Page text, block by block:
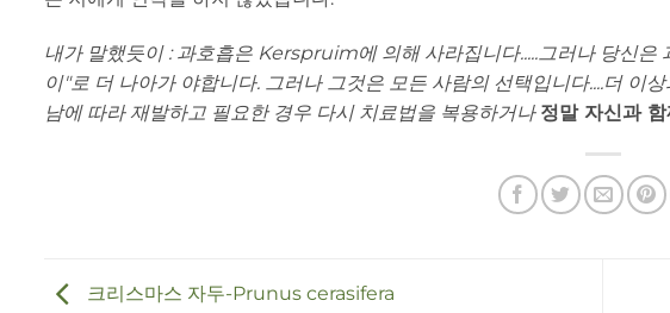
내가 말했듯이 : 과호흡은 Kerspruim에 의해 사라집니다.....그러나 당신은
이"로 더 나아가 야합니다. 그러나 그것은 모든 사람의 선택입니다....더
남에 따라 재발하고 필요한 경우 다시 치료법을 복용하거나 정말 자신과
크리스마스 자두-Prunus cerasifera